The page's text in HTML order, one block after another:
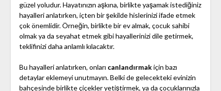
güzel yoludur. Hayatınızın aşkına, birlikte yaşamak istediğiniz
hayalleri anlatırken, içten bir şekilde hislerinizi ifade etmek
çok önemlidir. Örneğin, birlikte bir ev almak, çocuk sahibi
olmak ya da seyahat etmek gibi hayallerinizi dile getirmek,
teklifinizi daha anlamlı kılacaktır.
Bu hayalleri anlatırken, onları canlandırmakiçin bazı
detaylar eklemeyi unutmayın. Belki de gelecekteki evinizin
bahçesinde birlikte çiçekler yetiştirmek, ya da çocuklarınızla